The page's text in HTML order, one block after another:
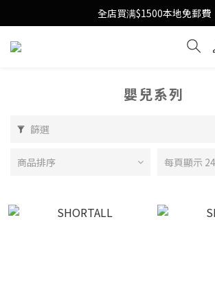
Free Local Shipping Upon $1500
全店買满$1500本地免郵費
Free Local Shipping Upon $1500
嬰兒系列
篩選
商品排序 每頁顯示